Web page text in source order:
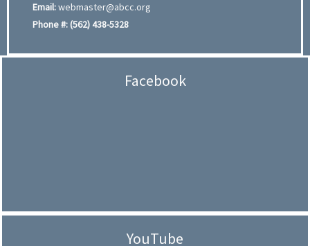
Email:webmaster@abcc.org
Phone #:(562) 438-5328
Facebook
YouTube